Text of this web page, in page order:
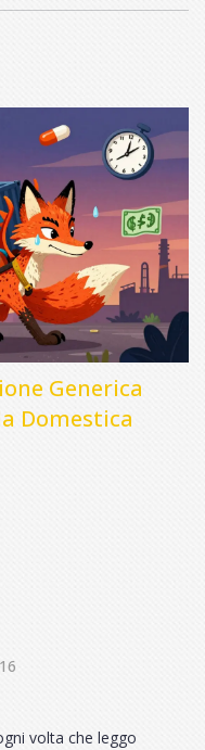
Generica
Domestica
volta che leggo